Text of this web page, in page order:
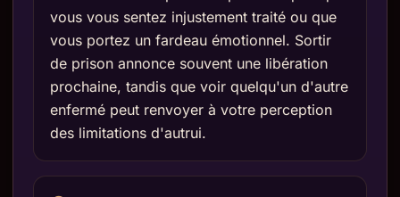
vous vous sentez injustement traité ou que
vous portez un fardeau émotionnel. Sortir
de prison annonce souvent une libération
prochaine, tandis que voir quelqu'un d'autre
enfermé peut renvoyer à votre perception
des limitations d'autrui.